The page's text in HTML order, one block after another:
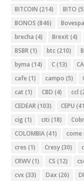
BITCOIN (214) BITO
BONOS (846) Bovespa
brecha (4) Brexit (4)
BSBR(1) btc(210)
byma (14) C(13)
cafe (1) campo (5)
cat (1) CBD (4) ccl
CEDEAR(103) CEPU
cig (1) citi (18)
COLOMBIA(41) come
cres (1) Cresy(30)
CRWV(1) CS (12)
cvx (33) Dax (26)